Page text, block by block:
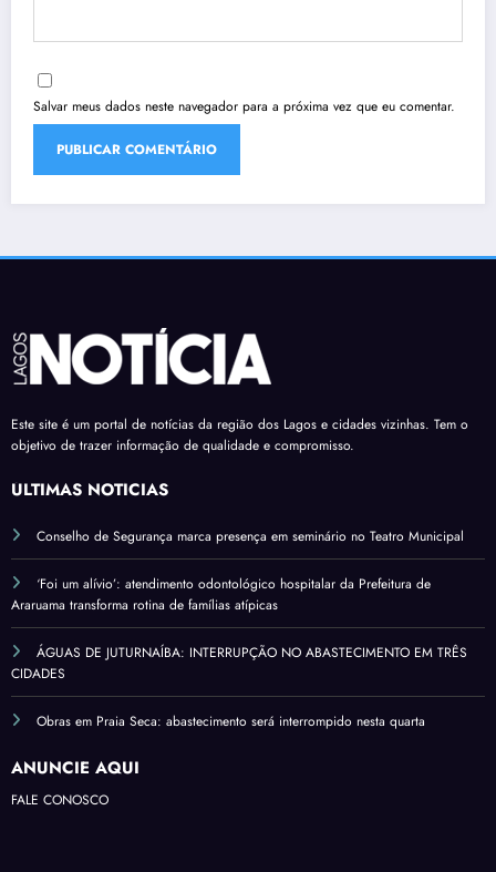
Salvar meus dados neste navegador para a próxima vez que eu comentar.
Este site é um portal de notícias da região dos Lagos e cidades vizinhas. Tem o
objetivo de trazer informação de qualidade e compromisso.
ÚLTIMAS NOTÍCIAS
Conselho de Segurança marca presença em seminário no Teatro Municipal
‘Foi um alívio’: atendimento odontológico hospitalar da Prefeitura de
Araruama transforma rotina de famílias atípicas
ÁGUAS DE JUTURNAÍBA: INTERRUPÇÃO NO ABASTECIMENTO EM TRÊS
CIDADES
Obras em Praia Seca: abastecimento será interrompido nesta quarta
ANUNCIE AQUI
FALE CONOSCO